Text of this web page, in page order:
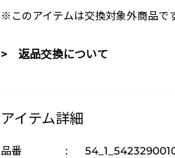
※このアイテムは交換対象外商品です
> 返品交換について
アイテム詳細
品番 :